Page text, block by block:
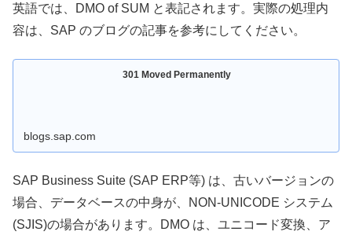
英語では、DMO of SUM と表記されます。実際の処理内
容は、SAP のブログの記事を参考にしてください。
301 Moved Permanently
blogs.sap.com
SAP Business Suite (SAP ERP等) は、古いバージョンの
場合、データベースの中身が、NON-UNICODE システム
(SJIS)の場合があります。DMO は、ユニコード変換、ア